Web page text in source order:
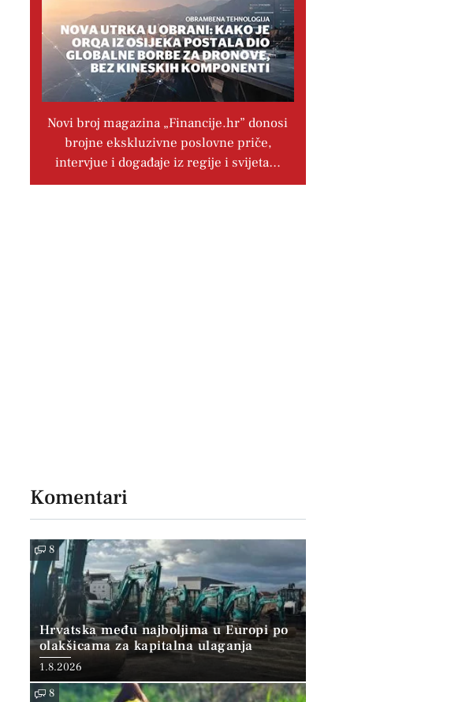
Novi broj magazina „Financije.hr” donosi
brojne ekskluzivne poslovne priče,
intervjue i događaje iz regije i svijeta…
Komentari
8
Hrvatska među najboljima u Europi po
olakšicama za kapitalna ulaganja
1.8.2026
8